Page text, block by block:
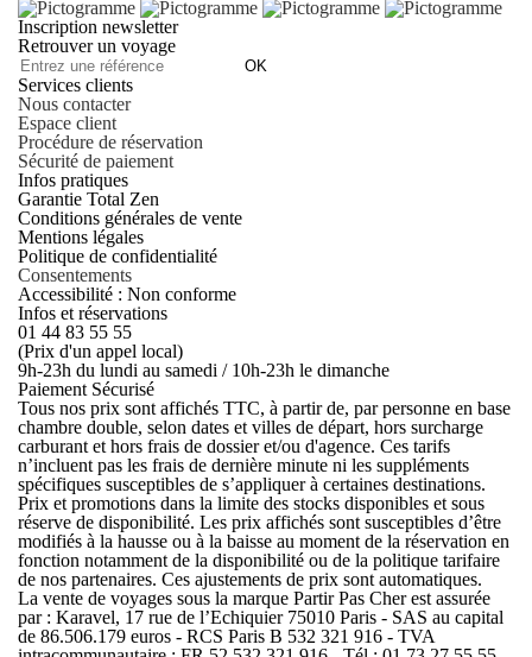
Inscription newsletter
Retrouver un voyage
OK
Services clients
Nous contacter
Espace client
Procédure de réservation
Sécurité de paiement
Infos pratiques
Garantie Total Zen
Conditions générales de vente
Mentions légales
Politique de confidentialité
Consentements
Accessibilité : Non conforme
Infos et réservations
01 44 83 55 55
(Prix d'un appel local)
9h-23h du lundi au samedi / 10h-23h le dimanche
Paiement Sécurisé
Tous nos prix sont affichés TTC, à partir de, par personne en base
chambre double, selon dates et villes de départ, hors surcharge
carburant et hors frais de dossier et/ou d'agence. Ces tarifs
n’incluent pas les frais de dernière minute ni les suppléments
spécifiques susceptibles de s’appliquer à certaines destinations.
Prix et promotions dans la limite des stocks disponibles et sous
réserve de disponibilité. Les prix affichés sont susceptibles d’être
modifiés à la hausse ou à la baisse au moment de la réservation en
fonction notamment de la disponibilité ou de la politique tarifaire
de nos partenaires. Ces ajustements de prix sont automatiques.
La vente de voyages sous la marque Partir Pas Cher est assurée
par : Karavel, 17 rue de l’Echiquier 75010 Paris - SAS au capital
de 86.506.179 euros - RCS Paris B 532 321 916 - TVA